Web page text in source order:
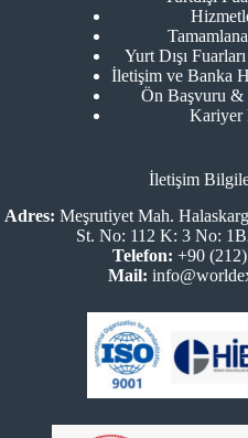
Yurt Dışı
İletişim ve Banka
Ön Başvuru &
Kariyer
İletişim
Adres: Meşrutiyet Mah.
St. No: 112 K: 3 No:
Telefon: +90
Mail: